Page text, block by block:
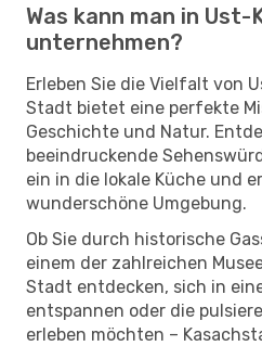
Was kann man in Ust-
unternehmen?
Erleben Sie die Vielfalt von
Stadt bietet eine perfekte
Geschichte und Natur.
beeindruckende
ein in die lokale Küche und
wunderschöne Umgebung.
Ob Sie durch historische
einem der zahlreichen
Stadt entdecken, sich in
entspannen oder die
erleben möchten –